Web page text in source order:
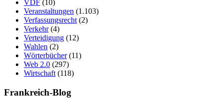
VDF (10)
Veranstaltungen (1.103)
Verfassungsrecht (2)
Verkehr(4)
Verteidigung (12)
Wahlen (2)
Wörterbücher(11)
Web 2.0 (297)
Wirtschaft (118)
Frankreich-Blog